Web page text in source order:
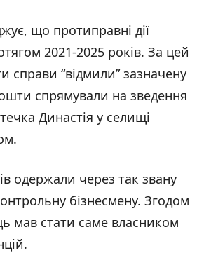
що протиправні дії
2021-2025 років. За цей
справи “відмили” зазначену
спрямували на зведення
Династія у селищі
одержали через так звану
бізнесмену. Згодом
мав стати саме власником